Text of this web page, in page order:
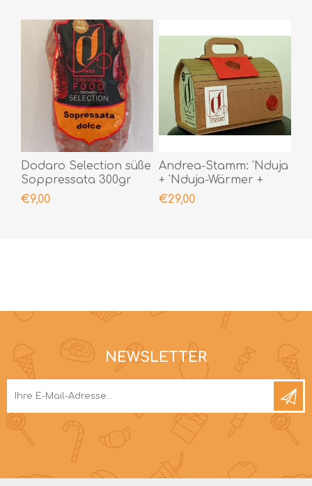
Dodaro Selection süße
Soppressata 300gr
€9,00
Andrea-Stamm: 'Nduja
+ 'Nduja-Wärmer +
würzige Chili-Cremes +
persönliche Notiz,
€29,00
NEWSLETTER